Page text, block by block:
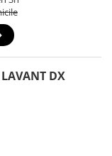
DX